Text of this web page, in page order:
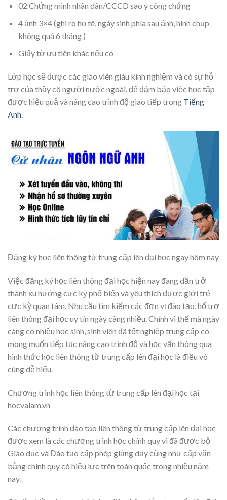
02 Chứng minh nhân dân/CCCD sao y công chứng
4 ảnh 3×4 (ghi rõ họ tê, ngày sinh phía sau ảnh, hình chụp
không quá 6 tháng )
Giấy tờ ưu tiên khác nếu có
Lớp học sẽ được các giáo viên giàu kinh nghiệm và có sự hỗ
trợ của thầy cô người nước ngoài, để đảm bảo việc học tập
được hiệu quả và nâng cao trình độ giao tiếp trong Tiếng
Anh.
Đăng ký học liên thông từ trung cấp lên đại học ngay hôm nay
Việc đăng ký học liên thông đại học hiện nay đang dần trở
thành xu hướng cực kỳ phổ biến và yêu thích được giới trẻ
cực kỳ quan tâm. Nhu cầu tìm kiếm các đơn vị đào tạo, hổ trợ
liên thông đại học uy tín ngày càng nhiều. Chính vì thế mà ngày
càng có nhiều học sinh, sinh viên đã tốt nghiệp trung cấp có
mong muốn tiếp tục nâng cao trình độ và học vấn thông qua
hình thức học liên thông từ trung cấp lên đại học là điều vô
cùng dễ hiểu.
Chương trình học liên thông từ trung cấp lên đại học tại
hocvalam.vn
Các chương trình đào tạo liên thông từ trung cấp lên đại học
được xem là các chương trình học chính quy vì đã được bộ
Giáo dục và Đào tạo cấp phép giảng dạy cũng như cấp văn
bằng chính quy có hiệu lực trên toàn quốc trong nhiều năm
nay.